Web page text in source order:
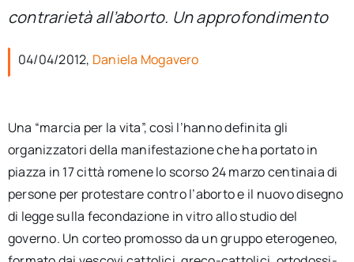
per:
Ita
contrarietà all’aborto. Un approfondimento
04/04/2012, Daniela Mogavero
Una “marcia per la vita”, così l’hanno definita gli
organizzatori della manifestazione che ha portato in
piazza in 17 città romene lo scorso 24 marzo centinaia di
persone per protestare contro l’aborto e il nuovo disegno
di legge sulla fecondazione in vitro allo studio del
governo. Un corteo promosso da un gruppo eterogeneo,